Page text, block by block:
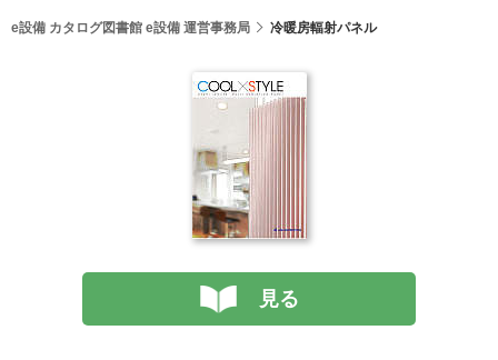
e設備 カタログ図書館 e設備 運営事務局 冷暖房輻射パネル
見る